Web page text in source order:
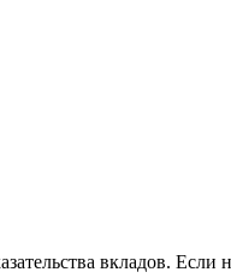
вкладов. Если